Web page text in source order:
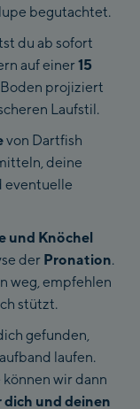
begutachtet.
du ab sofort
auf einer15
projiziert
Laufstil.
von Dartfish
deine
eventuelle
und Knöchel
der Pronation.
weg, empfehlen
stützt.
gefunden,
laufen.
wir dann
dich und deinen